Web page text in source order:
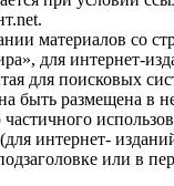
материалов со
для интернет-
для поисковых
быть размещена в
интернет-
или в